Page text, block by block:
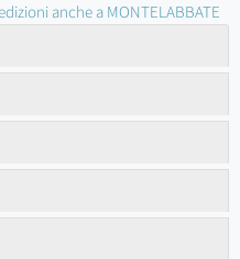
anche a MONTELABBATE